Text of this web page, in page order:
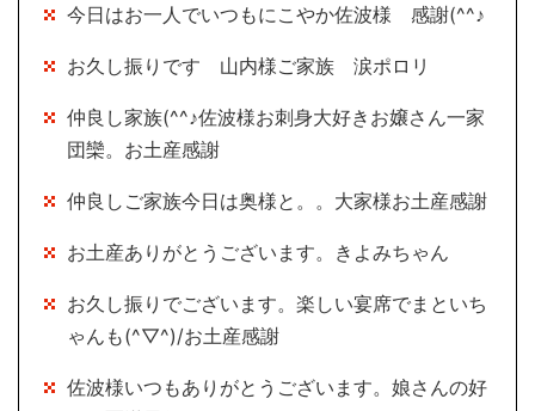
今日はお一人でいつもにこやか佐波様 感謝(^^♪
お久し振りです 山内様ご家族 涙ポロリ
仲良し家族(^^♪佐波様お刺身大好きお嬢さん一家
団欒。お土産感謝
仲良しご家族今日は奥様と。。大家様お土産感謝
お土産ありがとうございます。きよみちゃん
お久し振りでございます。楽しい宴席でまといち
ゃんも(^▽^)/お土産感謝
佐波様いつもありがとうございます。娘さんの好